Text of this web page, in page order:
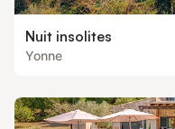
Nuit insolites
Yonne